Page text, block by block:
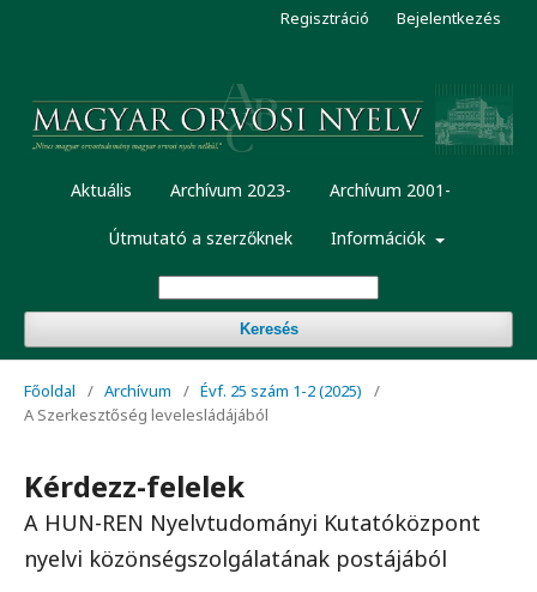
Aktuális Archívum 2023- Archívum 2001-
Útmutató a szerzőknek Információk
Keresés
Regisztráció Bejelentkezés
Főoldal / Archívum / Évf. 25 szám 1-2 (2025)
/
A Szerkesztőség levelesládájából
Kérdezz-felelek
A HUN-REN Nyelvtudományi Kutatóközpont
nyelvi közönségszolgálatának postájából